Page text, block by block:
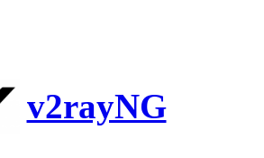
v2rayNG